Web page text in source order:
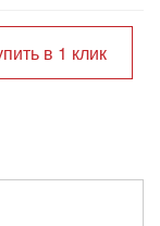
в 1 клик